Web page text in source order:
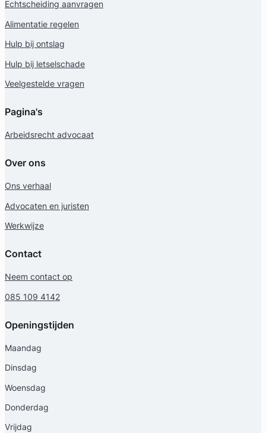
Echtscheiding aanvragen
Alimentatie regelen
Hulp bij ontslag
Hulp bij letselschade
Veelgestelde vragen
Pagina's
Arbeidsrecht advocaat
Over ons
Ons verhaal
Advocaten en juristen
Werkwijze
Contact
Neem contact op
085 109 4142
Openingstijden
Maandag
Dinsdag
Woensdag
Donderdag
Vrijdag